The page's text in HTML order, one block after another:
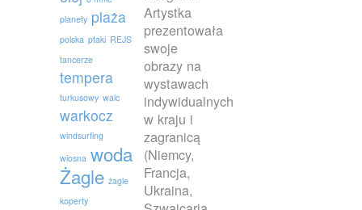
planety plaża
polska ptaki REJS
tancerze
tempera
turkusowy walc
warkocz
windsurfing
wiosna woda
Żagle żagle
koperty
Artystka
prezentowała
swoje
obrazy na
wystawach
indywidualnych
w kraju i
zagranicą
(Niemcy,
Francja,
Ukraina,